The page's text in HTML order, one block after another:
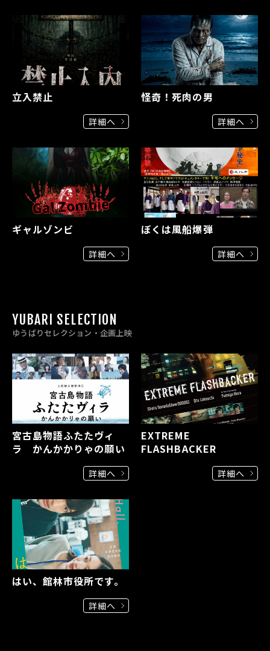
立入禁止
詳細へ
怪奇！死肉の男
詳細へ
ギャルゾンビ
詳細へ
ぼくは風船爆弾
詳細へ
YUBARI SELECTION
ゆうばりセレクション・企画上映
宮古島物語ふたたヴィ
ラ かんかかりゃの願い
詳細へ
EXTREME
FLASHBACKER
詳細へ
はい、館林市役所です。
詳細へ